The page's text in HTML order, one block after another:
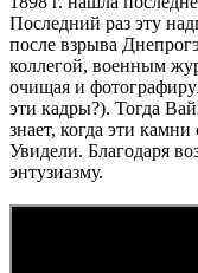
Последний раз эту
после взрыва
коллегой, военным
очищая и
эти кадры?). Тогда
знает, когда эти
Увидели. Благодаря
энтузиазму.